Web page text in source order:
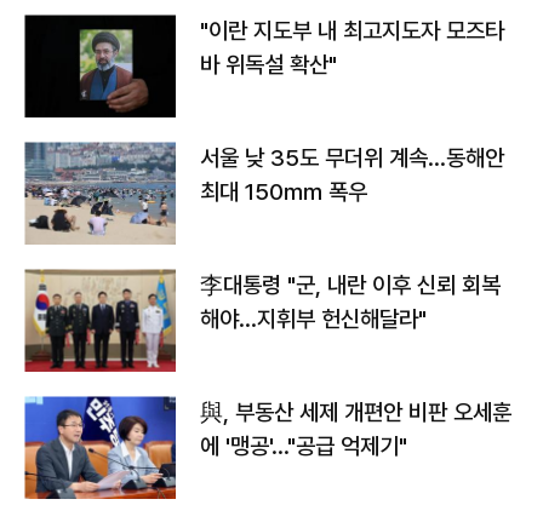
"이란 지도부 내 최고지도자 모즈타
바 위독설 확산"
서울 낮 35도 무더위 계속…동해안
최대 150㎜ 폭우
李대통령 "군, 내란 이후 신뢰 회복
해야…지휘부 헌신해달라"
與, 부동산 세제 개편안 비판 오세훈
에 '맹공'…"공급 억제기"